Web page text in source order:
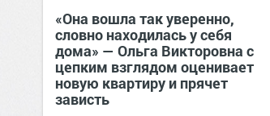
«Она вошла так уверенно,
словно находилась у себя
дома» — Ольга Викторовна с
цепким взглядом оценивает
новую квартиру и прячет
зависть